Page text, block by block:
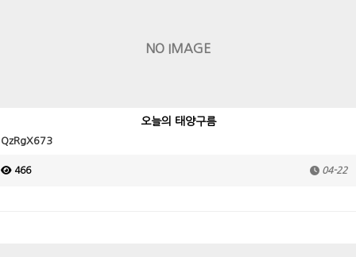
NO IMAGE
오늘의 태양구름
QzRgX673
466 04-22